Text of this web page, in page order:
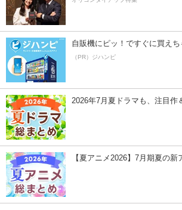
自販機にピッ！ですぐに買えち
（PR）ジハンピ
2026年7月夏ドラマも、注目作
【夏アニメ2026】7月期夏の新